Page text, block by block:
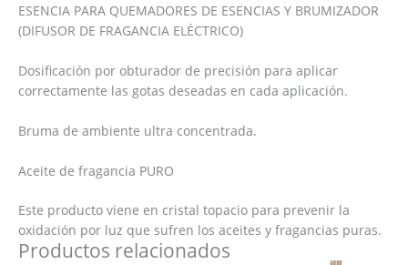
ESENCIA PARA QUEMADORES DE ESENCIAS Y BRUMIZADOR
(DIFUSOR DE FRAGANCIA ELÉCTRICO)
Dosificación por obturador de precisión para aplicar
correctamente las gotas deseadas en cada aplicación.
Bruma de ambiente ultra concentrada.
Aceite de fragancia PURO
Este producto viene en cristal topacio para prevenir la
oxidación por luz que sufren los aceites y fragancias puras.
Productos relacionados